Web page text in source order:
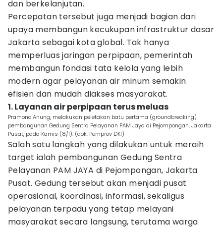
dan berkelanjutan.
Percepatan tersebut juga menjadi bagian dari
upaya membangun kecukupan infrastruktur dasar
Jakarta sebagai kota global. Tak hanya
memperluas jaringan perpipaan, pemerintah
membangun fondasi tata kelola yang lebih
modern agar pelayanan air minum semakin
efisien dan mudah diakses masyarakat.
1. Layanan air perpipaan terus meluas
Pramono Anung, melakukan peletakan batu pertama (groundbreaking)
pembangunan Gedung Sentra Pelayanan PAM Jaya di Pejompongan, Jakarta
Pusat, pada Kamis (8/1). (dok. Pemprov DKI)
Salah satu langkah yang dilakukan untuk meraih
target ialah pembangunan Gedung Sentra
Pelayanan PAM JAYA di Pejompongan, Jakarta
Pusat. Gedung tersebut akan menjadi pusat
operasional, koordinasi, informasi, sekaligus
pelayanan terpadu yang tetap melayani
masyarakat secara langsung, terutama warga